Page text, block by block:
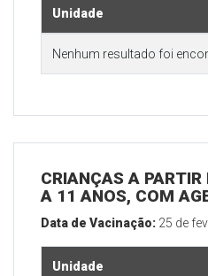
Unidade
Nenhum resultado foi
CRIANÇAS A
A 11 ANOS, COM
Data de Vacinação: 25 de
Unidade